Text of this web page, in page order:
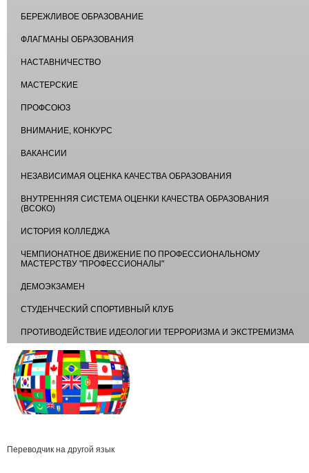
БЕРЕЖЛИВОЕ ОБРАЗОВАНИЕ
ФЛАГМАНЫ ОБРАЗОВАНИЯ
НАСТАВНИЧЕСТВО
МАСТЕРСКИЕ
ПРОФСОЮЗ
ВНИМАНИЕ, КОНКУРС
ВАКАНСИИ
НЕЗАВИСИМАЯ ОЦЕНКА КАЧЕСТВА ОБРАЗОВАНИЯ
ВНУТРЕННЯЯ СИСТЕМА ОЦЕНКИ КАЧЕСТВА ОБРАЗОВАНИЯ
(ВСОКО)
ИСТОРИЯ КОЛЛЕДЖА
ЧЕМПИОНАТНОЕ ДВИЖЕНИЕ ПО ПРОФЕССИОНАЛЬНОМУ
МАСТЕРСТВУ "ПРОФЕССИОНАЛЫ"
ДЕМОЭКЗАМЕН
СТУДЕНЧЕСКИЙ СПОРТИВНЫЙ КЛУБ
ПРОТИВОДЕЙСТВИЕ ИДЕОЛОГИИ ТЕРРОРИЗМА И ЭКСТРЕМИЗМА
Переводчик на другой язык